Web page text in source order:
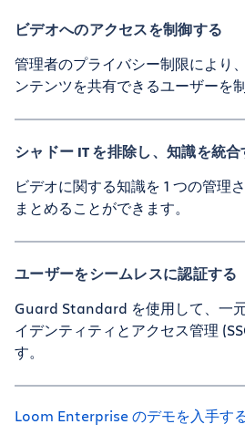
ビデオへのアクセスを制御する
管理者のプライバシー制限により
ンテンツを共有できるユーザーを
シャドー IT を排除し、知識を統合
ビデオに関する知識を 1 つの管理
まとめることができます。
ユーザーをシームレスに認証する
Guard Standard を使用して、一
イデンティティとアクセス管理
す。
Loom Enterprise のデモを入手す